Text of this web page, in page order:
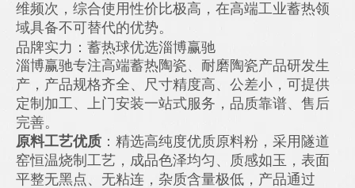
维频次，综合使用性价比极高，在高端工业蓄热领
域具备不可替代的优势。
品牌实力：蓄热球优选淄博赢驰
淄博赢驰专注高端蓄热陶瓷、耐磨陶瓷产品研发生
产，产品规格齐全、尺寸精度高、公差小，可提供
定制加工、上门安装一站式服务，品质靠谱、售后
完善。
原料工艺优质 ：精选高纯度优质原料粉，采用隧道
窑恒温烧制工艺，成品色泽均匀、质感如玉，表面
平整无黑点、无粘连，杂质含量极低，产品通过